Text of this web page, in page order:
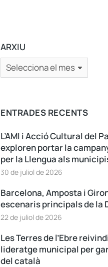
ARXIU
ENTRADES RECENTS
L’AMI i Acció Cultural del
exploren portar la
per la Llengua als
30 de juliol de 2026
Barcelona, Amposta i
escenaris principals de la
22 de juliol de 2026
Les Terres de l’Ebre
lideratge municipal per
del català